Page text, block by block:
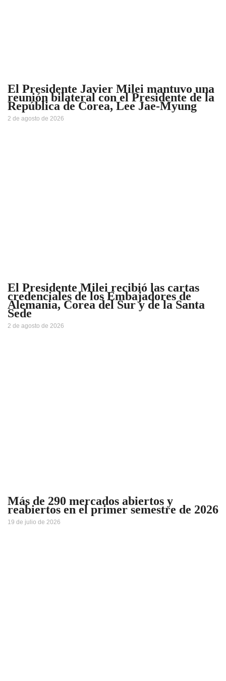
El Presidente Javier Milei mantuvo una
reunión bilateral con el Presidente de la
República de Corea, Lee Jae-Myung
2 de agosto de 2026
El Presidente Milei recibió las cartas
credenciales de los Embajadores de
Alemania, Corea del Sur y de la Santa
Sede
2 de agosto de 2026
Más de 290 mercados abiertos y
reabiertos en el primer semestre de 2026
19 de julio de 2026